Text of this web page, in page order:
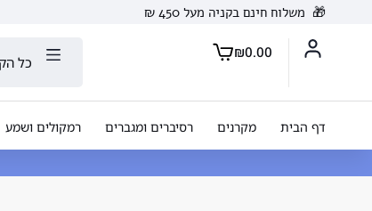
🎁 משלוח חינם בקניה מעל 450 ₪
₪0.00
כל
דף הבית מקרנים רסיברים ומגברים רמקולים ושמע